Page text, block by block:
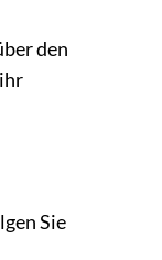
den
Sie